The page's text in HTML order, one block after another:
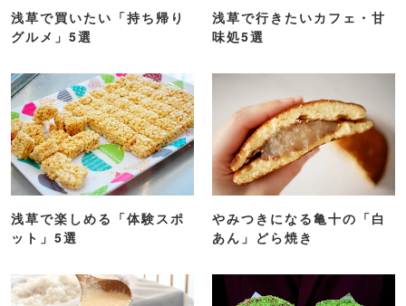
浅草で買いたい「持ち帰り
グルメ」5選
浅草で行きたいカフェ・甘
味処5選